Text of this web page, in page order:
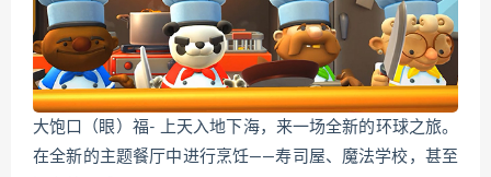
大饱口（眼）福- 上天入地下海，来一场全新的环球之旅。
在全新的主题餐厅中进行烹饪——寿司屋、魔法学校，甚至